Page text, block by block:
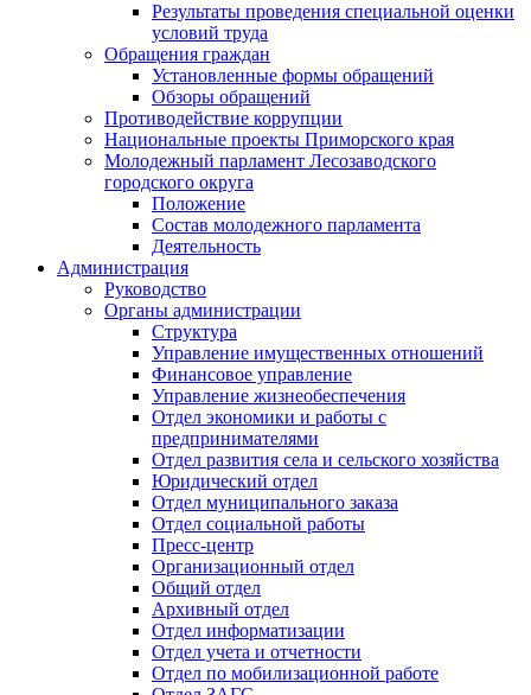
Результаты проведения специальной оценки
условий труда
Обращения граждан
Установленные формы обращений
Обзоры обращений
Противодействие коррупции
Национальные проекты Приморского края
Молодежный парламент Лесозаводского
городского округа
Положение
Состав молодежного парламента
Деятельность
Администрация
Руководство
Органы администрации
Структура
Управление имущественных отношений
Финансовое управление
Управление жизнеобеспечения
Отдел экономики и работы с
предпринимателями
Отдел развития села и сельского хозяйства
Юридический отдел
Отдел муниципального заказа
Отдел социальной работы
Пресс-центр
Организационный отдел
Общий отдел
Архивный отдел
Отдел информатизации
Отдел учета и отчетности
Отдел по мобилизационной работе